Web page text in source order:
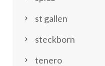
st gallen
steckborn
tenero